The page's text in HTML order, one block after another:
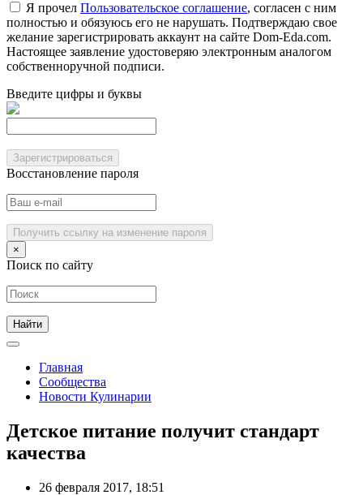
Я прочел Пользовательское соглашение, согласен с ним
полностью и обязуюсь его не нарушать. Подтверждаю свое
желание зарегистрировать аккаунт на сайте Dom-Eda.com.
Настоящее заявление удостоверяю электронным аналогом
собственноручной подписи.
Введите цифры и буквы
Зарегистрироваться
Восстановление пароля
Получить ссылку на изменение пароля
×
Поиск по сайту
Главная
Сообщества
Новости Кулинарии
Детское питание получит стандарт
качества
26 февраля 2017, 18:51